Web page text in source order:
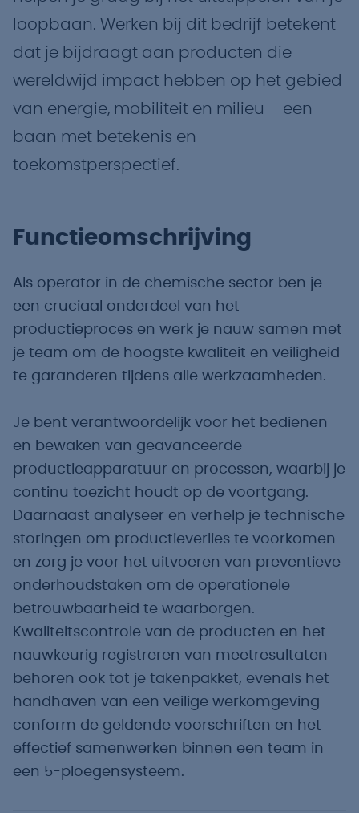
loopbaan. Werken bij dit bedrijf betekent
dat je bijdraagt aan producten die
wereldwijd impact hebben op het gebied
van energie, mobiliteit en milieu – een
baan met betekenis en
toekomstperspectief.
Functieomschrijving
Als operator in de chemische sector ben je
een cruciaal onderdeel van het
productieproces en werk je nauw samen met
je team om de hoogste kwaliteit en veiligheid
te garanderen tijdens alle werkzaamheden.
Je bent verantwoordelijk voor het bedienen
en bewaken van geavanceerde
productieapparatuur en processen, waarbij je
continu toezicht houdt op de voortgang.
Daarnaast analyseer en verhelp je technische
storingen om productieverlies te voorkomen
en zorg je voor het uitvoeren van preventieve
onderhoudstaken om de operationele
betrouwbaarheid te waarborgen.
Kwaliteitscontrole van de producten en het
nauwkeurig registreren van meetresultaten
behoren ook tot je takenpakket, evenals het
handhaven van een veilige werkomgeving
conform de geldende voorschriften en het
effectief samenwerken binnen een team in
een 5-ploegensysteem.